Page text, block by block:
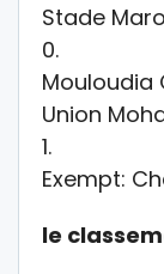
Stade
0.
Mouloudia
Union
1.
Exempt:
le